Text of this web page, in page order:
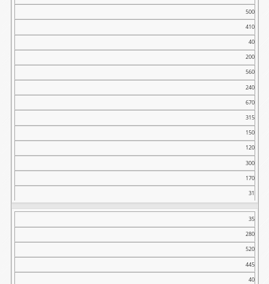
500
410
40
200
560
240
670
315
150
120
300
170
31
35
280
520
445
40